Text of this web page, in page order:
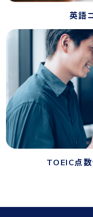
英語
TOEIC点数